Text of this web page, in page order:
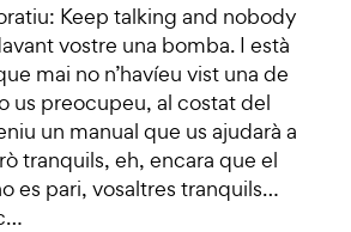
Keep talking and nobody
vostre una bomba. I està
mai no n’havíeu vist una de
us preocupeu, al costat del
un manual que us ajudarà a
tranquils, eh, encara que el
es pari, vosaltres tranquils…